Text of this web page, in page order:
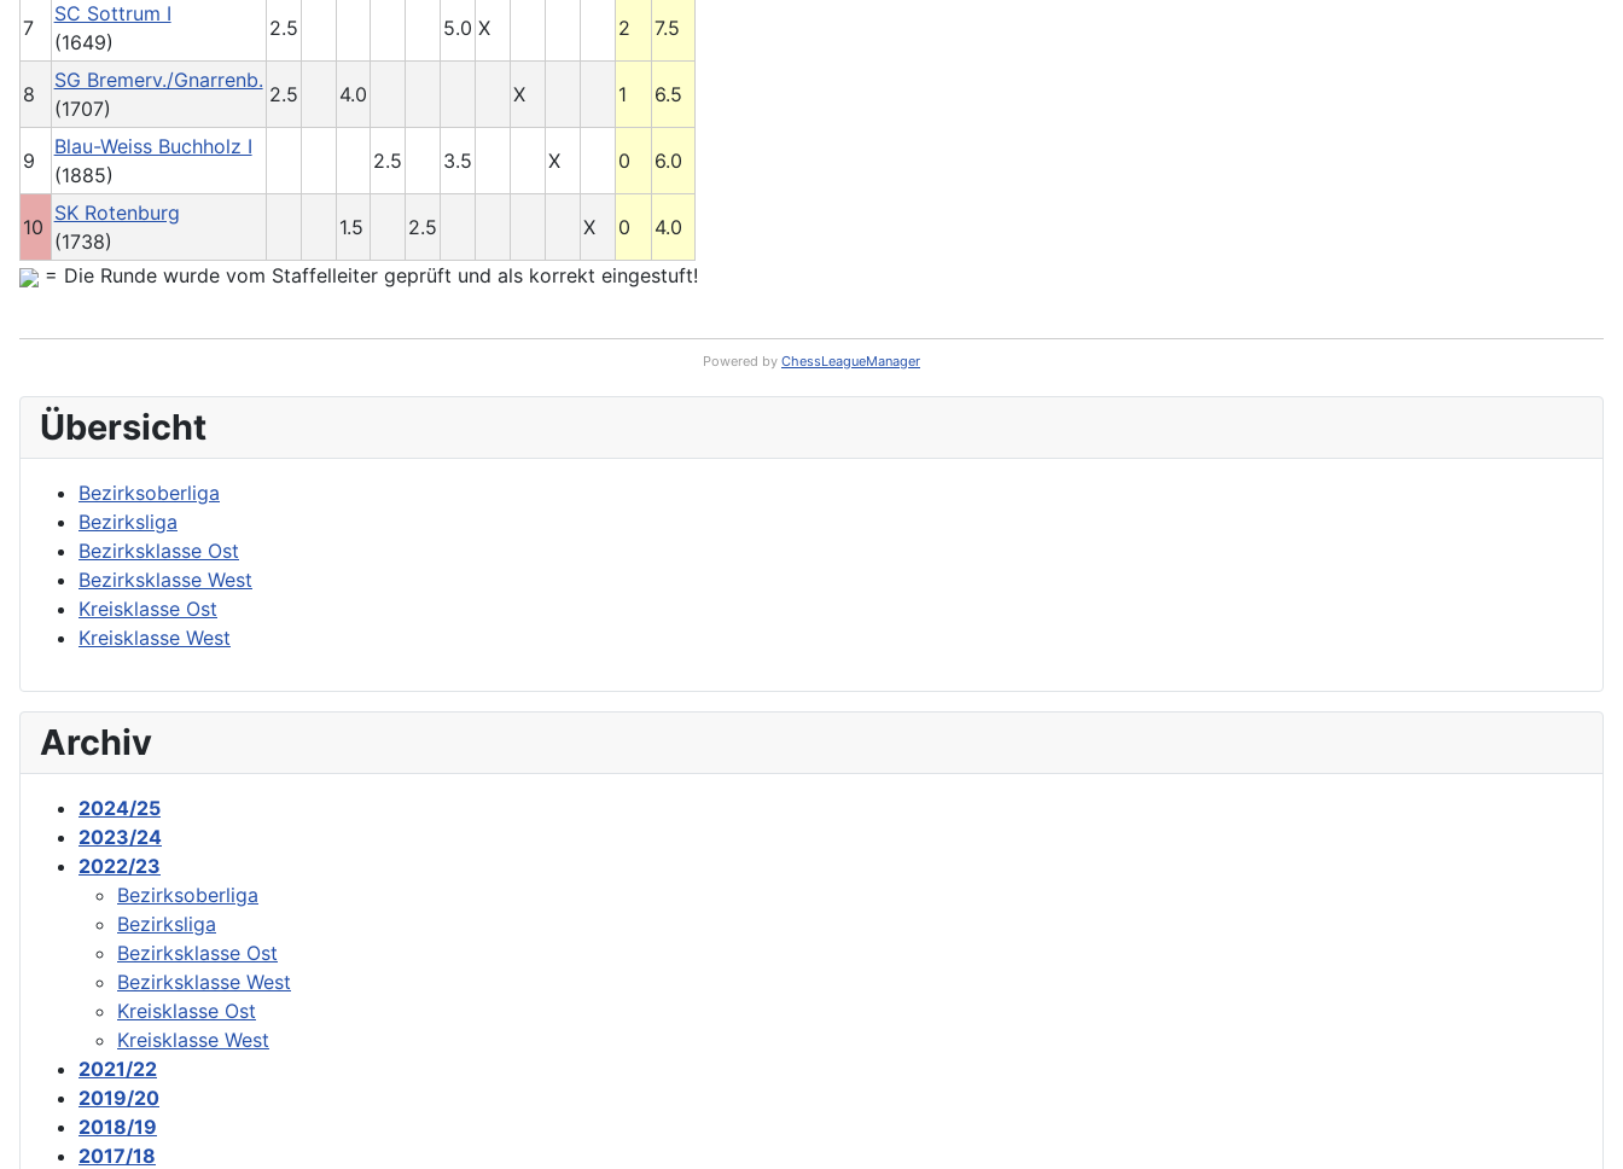
Übersicht
Bezirksoberliga
Bezirksliga
Bezirksklasse Ost
Bezirksklasse West
Kreisklasse Ost
Kreisklasse West
Archiv
2024/25
2023/24
2022/23
Bezirksoberliga
Bezirksliga
Bezirksklasse Ost
Bezirksklasse West
Kreisklasse Ost
Kreisklasse West
2021/22
2019/20
2018/19
2017/18
7
SC Sottrum I
(1649)
2.5 5.0 X 2 7.5
8
SG Bremerv./Gnarrenb.
(1707)
2.5 4.0 X 1 6.5
9
Blau-Weiss Buchholz I
(1885)
2.5 3.5 X 0 6.0
10
SK Rotenburg
(1738)
1.5 2.5 X 0
4.0
= Die Runde wurde vom Staffelleiter geprüft und als korrekt eingestuft!
Powered by ChessLeagueManager